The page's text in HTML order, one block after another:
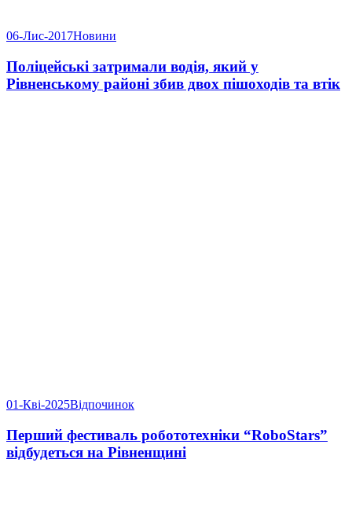
06-Лис-2017Новини
Поліцейські затримали водія, який у
Рівненському районі збив двох пішоходів та втік
01-Кві-2025Відпочинок
Перший фестиваль робототехніки “RoboStars”
відбудеться на Рівненщині